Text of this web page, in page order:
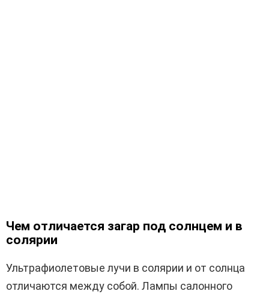
Чем отличается загар под солнцем и в
солярии
Ультрафиолетовые лучи в солярии и от солнца
отличаются между собой. Лампы салонного